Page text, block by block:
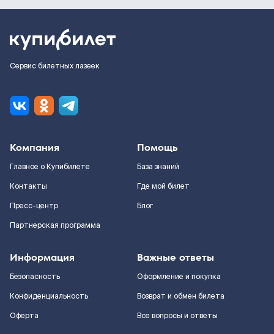
Сервис билетных лазеек
Компания
Главное о Купибилете
Контакты
Пресс-центр
Партнерская программа
Помощь
База знаний
Где мой билет
Блог
Информация
Безопасность
Конфиденциальность
Оферта
Важные ответы
Оформление и покупка
Возврат и обмен билета
Все вопросы и ответы